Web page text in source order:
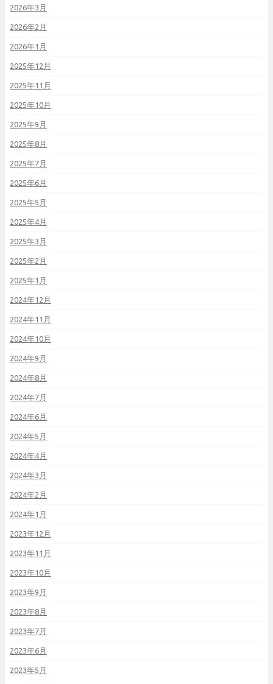
2026年3月
2026年2月
2026年1月
2025年12月
2025年11月
2025年10月
2025年9月
2025年8月
2025年7月
2025年6月
2025年5月
2025年4月
2025年3月
2025年2月
2025年1月
2024年12月
2024年11月
2024年10月
2024年9月
2024年8月
2024年7月
2024年6月
2024年5月
2024年4月
2024年3月
2024年2月
2024年1月
2023年12月
2023年11月
2023年10月
2023年9月
2023年8月
2023年7月
2023年6月
2023年5月